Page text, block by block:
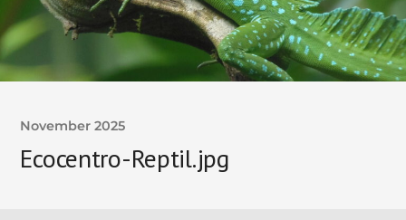
November 2025
Ecocentro-Reptil.jpg